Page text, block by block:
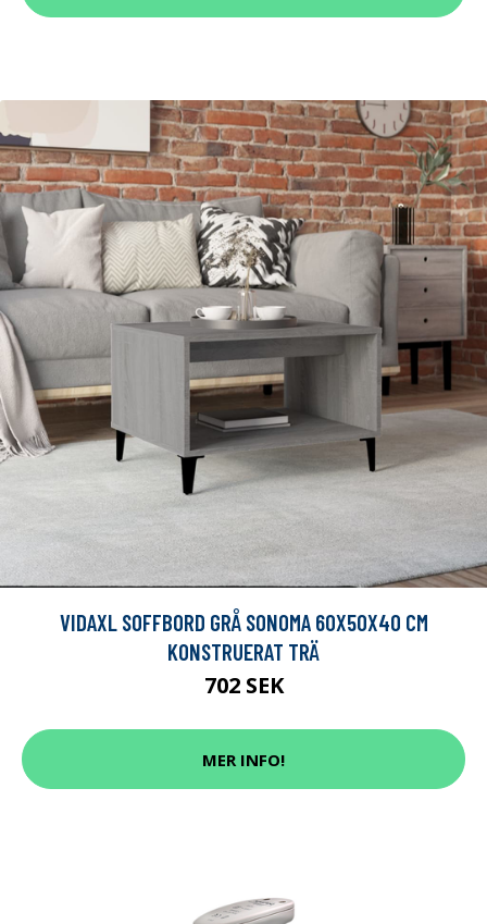
VIDAXL SOFFBORD GRÅ SONOMA 60X50X40 CM
KONSTRUERAT TRÄ
702 SEK
MER INFO!